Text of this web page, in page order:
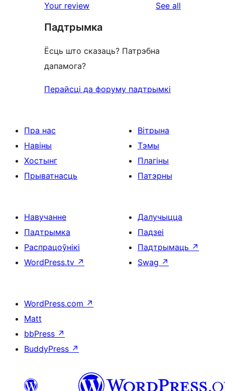
reviews
star
reviews
Your review See all
Падтрымка
Ёсць што сказаць? Патрэбна
дапамога?
Перайсці да форуму падтрымкі
Пра нас
Навіны
Хостынг
Прыватнасць
Вітрына
Тэмы
Плагіны
Патэрны
Навучанне
Падтрымка
Распрацоўнікі
WordPress.tv ↗
Далучыцца
Падзеі
Падтрымаць ↗
Swag ↗
WordPress.com ↗
Matt
bbPress ↗
BuddyPress ↗